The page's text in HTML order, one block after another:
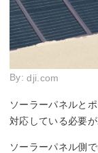
By:dji.com
ソーラーパネルと
対応している必要が
ソーラーパネル側